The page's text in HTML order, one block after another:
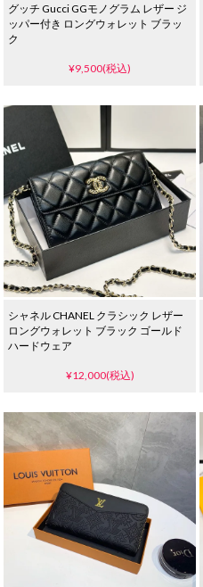
グッチ Gucci GGモノグラム レザー ジ
ッパー付き ロングウォレット ブラッ
ク
¥9,500(税込)
シャネル CHANEL クラシック レザー
ロングウォレット ブラック ゴールド
ハードウェア
¥12,000(税込)